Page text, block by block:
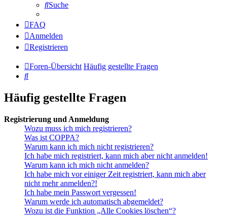
Suche
FAQ
Anmelden
Registrieren
Foren-Übersicht Häufig gestellte Fragen
Suche
Häufig gestellte Fragen
Registrierung und Anmeldung
Wozu muss ich mich registrieren?
Was ist COPPA?
Warum kann ich mich nicht registrieren?
Ich habe mich registriert, kann mich aber nicht anmelden!
Warum kann ich mich nicht anmelden?
Ich habe mich vor einiger Zeit registriert, kann mich aber
nicht mehr anmelden?!
Ich habe mein Passwort vergessen!
Warum werde ich automatisch abgemeldet?
Wozu ist die Funktion „Alle Cookies löschen“?